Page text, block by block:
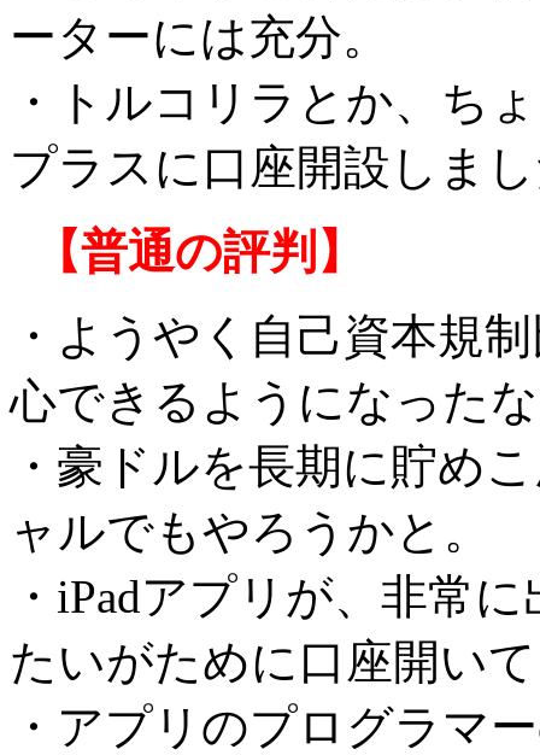
ーターには充分。
・トルコリラとか、ち
プラスに口座開設しま
【普通の評判】
・ようやく自己資本規
心できるようになった
・豪ドルを長期に貯め
ャルでもやろうかと。
・iPadアプリが、非常
たいがために口座開い
・アプリのプログラマ